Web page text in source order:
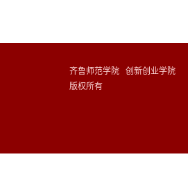
齐鲁师范学院 创新创业学院
版权所有